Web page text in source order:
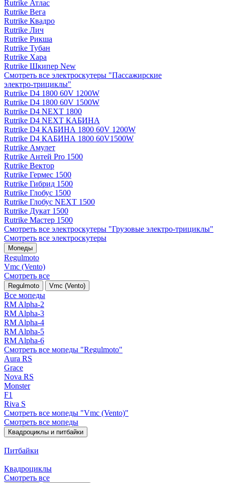
Rutrike Атлас
Rutrike Вега
Rutrike Квадро
Rutrike Лич
Rutrike Рикша
Rutrike Тубан
Rutrike Хара
Rutrike Шкипер New
Смотреть все электро­скутеры "Пассажирские
электро‑трициклы"
Rutrike D4 1800 60V 1200W
Rutrike D4 1800 60V 1500W
Rutrike D4 NEXT 1800
Rutrike D4 NEXT КАБИНА
Rutrike D4 КАБИНА 1800 60V 1200W
Rutrike D4 КАБИНА 1800 60V1500W
Rutrike Амулет
Rutrike Антей Pro 1500
Rutrike Вектор
Rutrike Гермес 1500
Rutrike Гибрид 1500
Rutrike Глобус 1500
Rutrike Глобус NEXT 1500
Rutrike Дукат 1500
Rutrike Мастер 1500
Смотреть все электро­скутеры "Грузовые электро‑трициклы"
Смотреть все электро­скутеры
Мопеды
Regulmoto
Vmc (Vento)
Смотреть все
Regulmoto Vmc (Vento)
Все мопеды
RM Alpha-2
RM Alpha-3
RM Alpha-4
RM Alpha-5
RM Alpha-6
Смотреть все мопеды "Regulmoto"
Aura RS
Grace
Nova RS
Monster
F1
Riva S
Смотреть все мопеды "Vmc (Vento)"
Смотреть все мопеды
Квадроциклы и питбайки
Питбайки
Квадроциклы
Смотреть все